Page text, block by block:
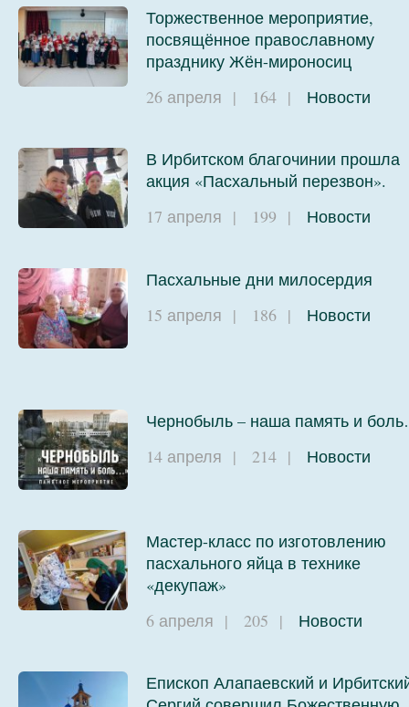
Торжественное мероприятие,
посвящённое православному
празднику Жён-мироносиц
26 апреля | 164 | Новости
В Ирбитском благочинии прошла
акция «Пасхальный перезвон».
17 апреля | 199 | Новости
Пасхальные дни милосердия
15 апреля | 186 | Новости
Чернобыль – наша память и
14 апреля | 214 | Новости
Мастер-класс по изготовлению
пасхального яйца в технике
«декупаж»
6 апреля | 205 | Новости
Епископ Алапаевский и